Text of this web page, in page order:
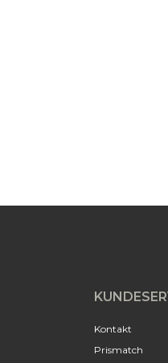
Kontakt
Prismatch